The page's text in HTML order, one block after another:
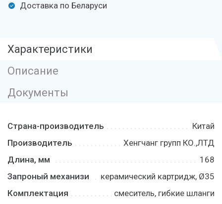
Доставка по Беларуси
Характеристики
Описание
Документы
Страна-производитель
Китай
Производитель
Хенгчанг групп КО.,ЛТД
Длина, мм
168
Запроный механизи
керамический картридж, Ø35
Комплектация
смеситель, гибкие шланги